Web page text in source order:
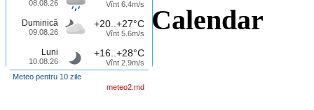
08.08.26 Vînt 6.4m/s
Duminică
09.08.26
+20..+27°C
Vînt 5.6m/s
Luni
10.08.26
+16..+28°C
Vînt 2.9m/s
Meteo pentru 10 zile
meteo2.md
Calendar